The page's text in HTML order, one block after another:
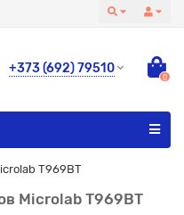
+373 (692) 79510
0
T969BT
Microlab T969BT